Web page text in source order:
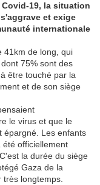
19, la situation
et exige
internationale
41km de long, qui
75% sont des
être touché par la
et de son siège
le virus et que le
épargné. Les enfants
officiellement
la durée du siège
Gaza de la
longtemps.